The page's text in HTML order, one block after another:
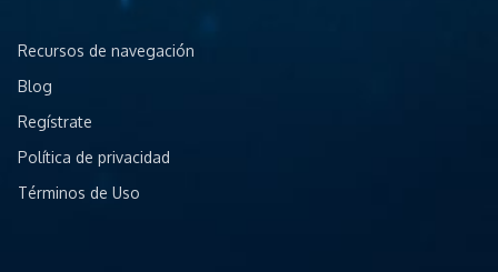
Recursos de navegación
Blog
Regístrate
Política de privacidad
Términos de Uso